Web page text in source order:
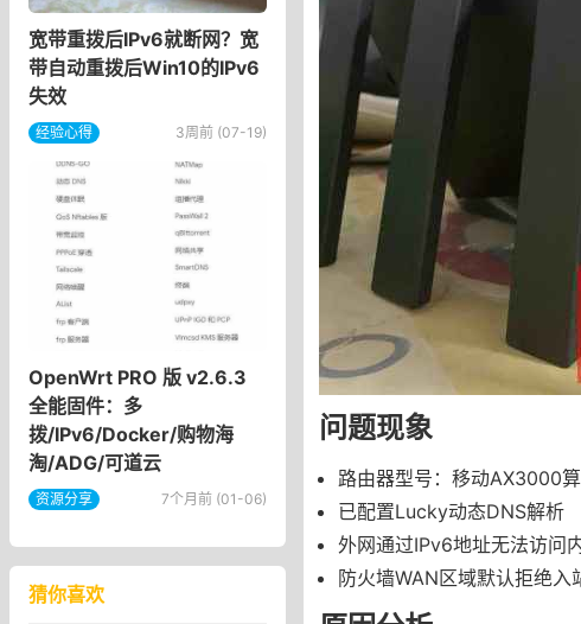
宽带重拨后IPv6就断网？宽
带自动重拨后Win10的IPv6
失效
经验心得 3周前 (07-19)
OpenWrt PRO 版 v2.6.3
全能固件：多
拨/IPv6/Docker/购物海
淘/ADG/可道云
资源分享 7个月前 (01-06)
猜你喜欢
问题现象
路由器型号：移动AX3000
已配置Lucky动态DNS解析
外网通过IPv6地址无法访问
防火墙WAN区域默认拒绝入